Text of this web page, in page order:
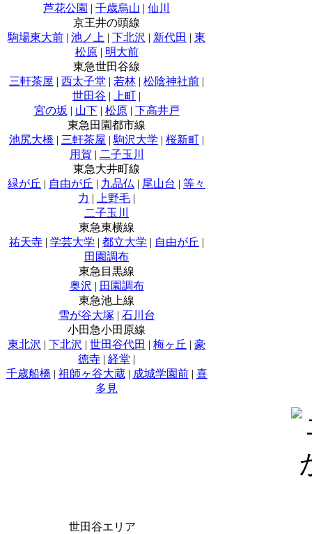
芦花公園 | 千歳烏山 | 仙川
京王井の頭線
駒場東大前 | 池ノ上 | 下北沢 | 新代田 | 東
松原| 明大前
東急世田谷線
三軒茶屋 | 西太子堂 | 若林 | 松陰神社前 |
世田谷 | 上町 |
宮の坂 | 山下| 松原| 下高井戸
東急田園都市線
池尻大橋 | 三軒茶屋 | 駒沢大学 | 桜新町 |
用賀 | 二子玉川
東急大井町線
緑が丘 | 自由が丘 | 九品仏 | 尾山台 | 等々
力 | 上野毛 |
二子玉川
東急東横線
祐天寺 | 学芸大学 | 都立大学 | 自由が丘 |
田園調布
東急目黒線
奥沢 | 田園調布
東急池上線
雪が谷大塚 | 石川台
小田急小田原線
東北沢 | 下北沢 | 世田谷代田 | 梅ヶ丘 | 豪
徳寺 | 経堂 |
千歳船橋 | 祖師ヶ谷大蔵| 成城学園前| 喜
多見
世田谷エリア